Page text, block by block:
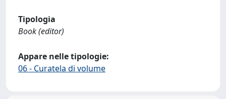
Tipologia
Book (editor)
Appare nelle tipologie:
06 - Curatela di volume